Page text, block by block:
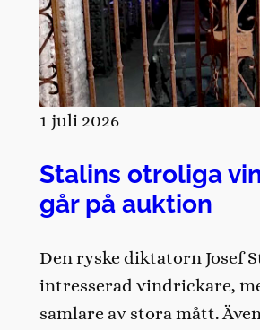
1 juli 2026
Stalins otroliga
går på auktion
Den ryske diktatorn Josef
intresserad vindrickare,
samlare av stora mått.